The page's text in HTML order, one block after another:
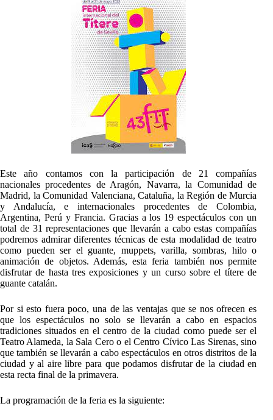
Este año contamos con la participación de 21 compañías
nacionales procedentes de Aragón, Navarra, la Comunidad de
Madrid, la Comunidad Valenciana, Cataluña, la Región de Murcia
y Andalucía, e internacionales procedentes de Colombia,
Argentina, Perú y Francia. Gracias a los 19 espectáculos con un
total de 31 representaciones que llevarán a cabo estas compañías
podremos admirar diferentes técnicas de esta modalidad de teatro
como pueden ser el guante, muppets, varilla, sombras, hilo o
animación de objetos. Además, esta feria también nos permite
disfrutar de hasta tres exposiciones y un curso sobre el títere de
guante catalán.
Por si esto fuera poco, una de las ventajas que se nos ofrecen es
que los espectáculos no solo se llevarán a cabo en espacios
tradiciones situados en el centro de la ciudad como puede ser el
Teatro Alameda, la Sala Cero o el Centro Cívico Las Sirenas, sino
que también se llevarán a cabo espectáculos en otros distritos de la
ciudad y al aire libre para que podamos disfrutar de la ciudad en
esta recta final de la primavera.
La programación de la feria es la siguiente: